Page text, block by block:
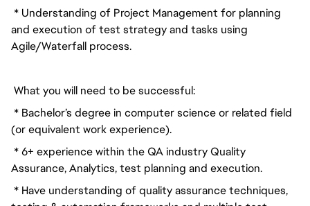
* Understanding of Project Management for planning
and execution of test strategy and tasks using
Agile/Waterfall process.
What you will need to be successful:
* Bachelor’s degree in computer science or related field
(or equivalent work experience).
* 6+ experience within the QA industry Quality
Assurance, Analytics, test planning and execution.
* Have understanding of quality assurance techniques,